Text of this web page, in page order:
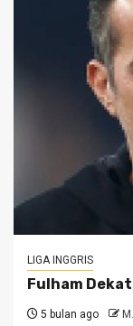
LIGA INGGRIS
Fulham
5 bulan ago